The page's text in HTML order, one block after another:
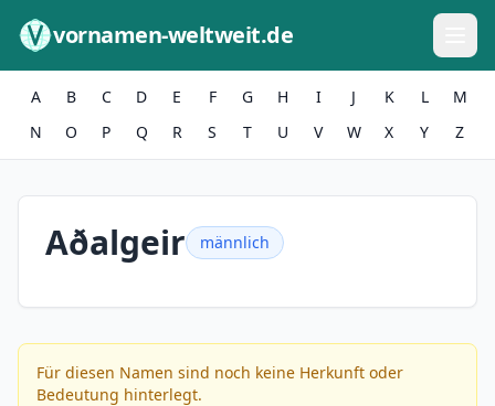
vornamen-weltweit.de
A B C D E F G H I J K L
M
N
O P Q R S T U V W X Y Z
Aðalgeir männlich
Für diesen Namen sind noch keine Herkunft oder
Bedeutung hinterlegt.